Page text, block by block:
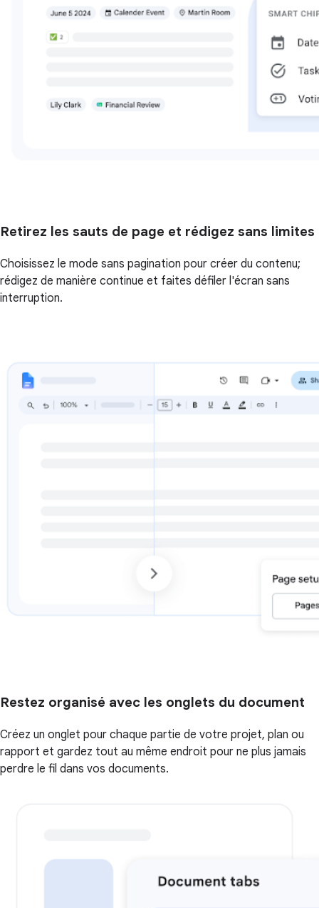
Retirez les sauts de page et rédigez sans limites
Choisissez le mode sans pagination pour créer du contenu;
rédigez de manière continue et faites défiler l'écran sans
interruption.
Restez organisé avec les onglets du document
Créez un onglet pour chaque partie de votre projet, plan ou
rapport et gardez tout au même endroit pour ne plus jamais
perdre le fil dans vos documents.